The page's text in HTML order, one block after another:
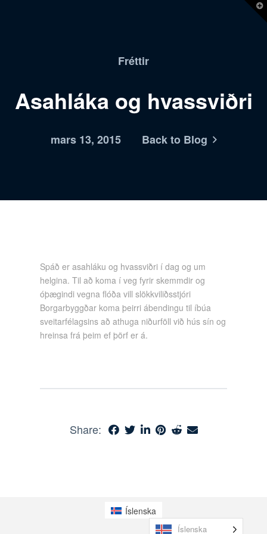
Fréttir
Asahláka og hvassviðri
mars 13, 2015 Back to Blog
Spáð er asahláku og hvassviðri í dag og um
helgina. Til að koma í veg fyrir skemmdir og
óþægindi vegna flóða vill slökkviliðsstjóri
Borgarbyggðar koma þeirri ábendingu til íbúa
sveitarfélagsins að athuga niðurföll við hús sín og
hreinsa frá þeim ef þörf er á.
Share:
Íslenska
Íslenska